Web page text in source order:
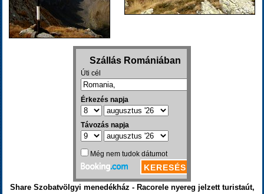
Share Szobatvölgyi menedékház - Racorele nyereg jelzett turistaút,